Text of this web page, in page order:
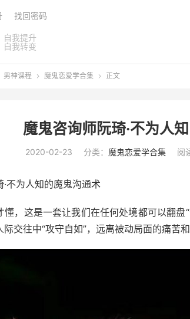
自我提升
自我转变
找回密码
男神课程  魔鬼恋爱学合集  正文
魔鬼咨询师阮琦·不为人
2020-02-23 分类： 魔鬼恋爱学合集 阅
不为人知的魔鬼沟通术
懂，这是一套让我们在任何处境都可以翻盘
际交往中“攻守自如”，远离被动局面的痛苦